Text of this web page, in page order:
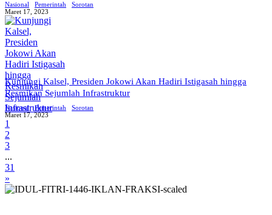
Nasional Pemerintah
Sorotan
Maret 17, 2023
Kunjungi Kalsel, Presiden Jokowi Akan Hadiri Istigasah hingga
Resmikan Sejumlah Infrastruktur
Nasional Pemerintah
Sorotan
Maret 17, 2023
1
2
3
...
31
»